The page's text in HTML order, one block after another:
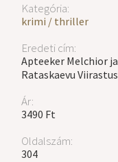
Kategória:
krimi / thriller
Eredeti cím:
Apteeker Melchior ja
Rataskaevu Viirastus
Ár:
3490 Ft
Oldalszám:
304